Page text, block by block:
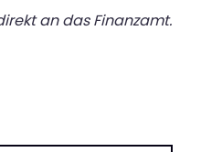
an das Finanzamt.